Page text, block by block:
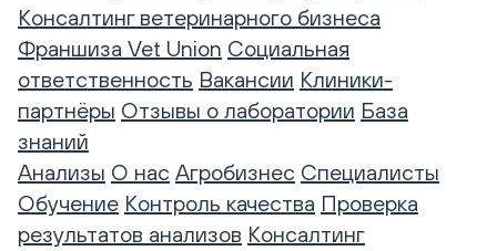
Консалтинг ветеринарного бизнеса
Франшиза Vet Union Социальная
ответственность Вакансии Клиники-
партнёры Отзывы о лаборатории База
знаний
Анализы О нас Агробизнес Специалисты
Обучение Контроль качества Проверка
результатов анализов Консалтинг